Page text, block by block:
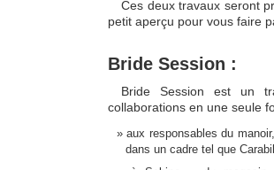
Ces deux travaux seront
petit aperçu pour vous faire
Bride Session :
Bride Session est un
collaborations en une seule
aux responsables du
dans un cadre tel que